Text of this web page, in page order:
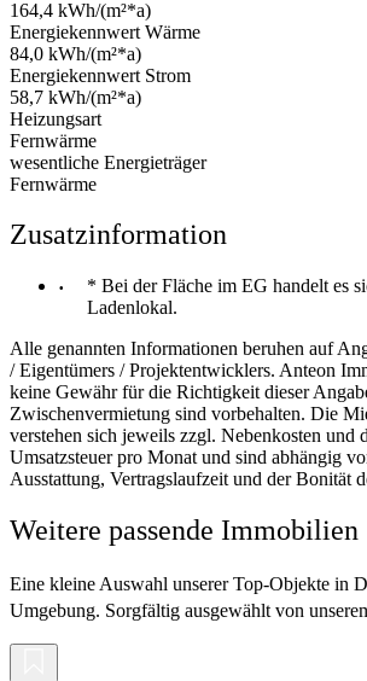
164,4 kWh/(m²*a)
Energiekennwert Wärme
84,0 kWh/(m²*a)
Energiekennwert Strom
58,7 kWh/(m²*a)
Heizungsart
Fernwärme
wesentliche Energieträger
Fernwärme
Zusatzinformation
* Bei der Fläche im EG handelt es
Ladenlokal.
Alle genannten Informationen beruhen auf
/ Eigentümers / Projektentwicklers. Anteon
keine Gewähr für die Richtigkeit dieser
Zwischenvermietung sind vorbehalten. Die
verstehen sich jeweils zzgl. Nebenkosten und
Umsatzsteuer pro Monat und sind abhängig
Ausstattung, Vertragslaufzeit und der Bonität
Weitere passende Immobilien
Eine kleine Auswahl unserer Top-Objekte in
Umgebung. Sorgfältig ausgewählt von